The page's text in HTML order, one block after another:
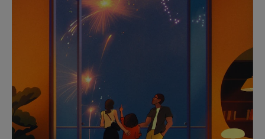
ANZUHALTEN